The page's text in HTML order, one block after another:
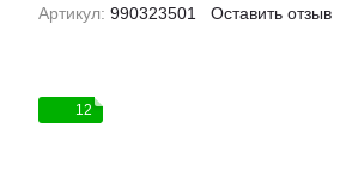
Артикул: 990323501 Оставить отзыв
12